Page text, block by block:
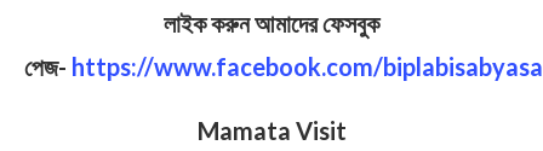
লাইক করুন আমাদের ফেসবুক
পেজ- https://www.facebook.com/
Mamata Visit